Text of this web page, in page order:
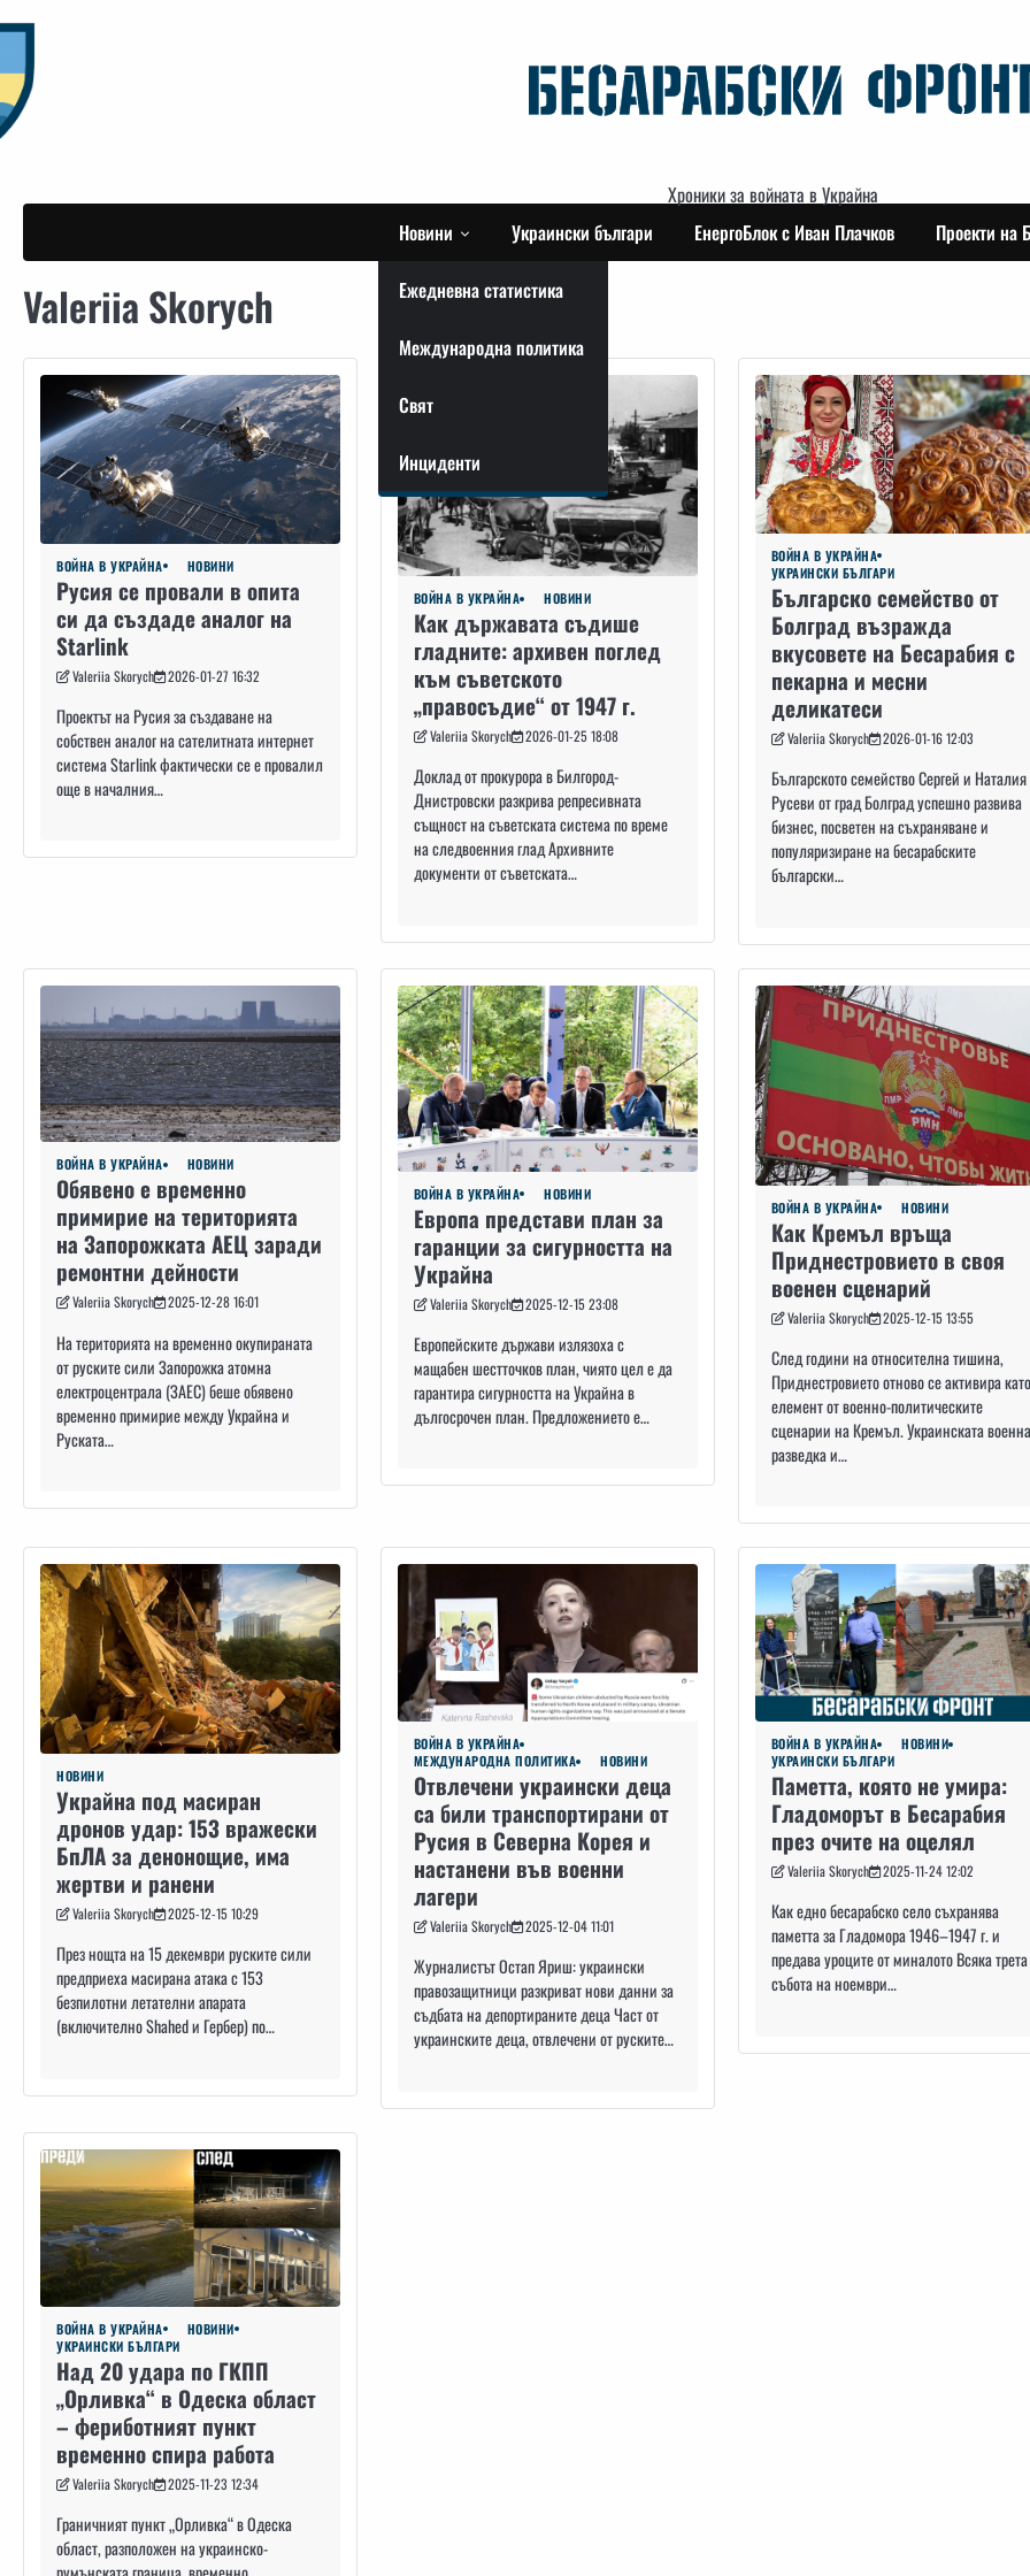
to
content
Хроники за войната в Украйна
Новини
Ежедневна статистика
Международна политика
Свят
Инциденти
Украински българи ЕнергоБлок с Иван Плачков Проекти на
Valeriia Skorych
ВОЙНА В УКРАЙНА НОВИНИ
Русия се провали в опита
си да създаде аналог на
Starlink
Valeriia Skorych 2026-01-27 16:32
Проектът на Русия за създаване на
собствен аналог на сателитната интернет
система Starlink фактически се е провалил
още в началния…
ВОЙНА В УКРАЙНА НОВИНИ
Как държавата съдише
гладните: архивен поглед
към съветското
„правосъдие“ от 1947 г.
Valeriia Skorych 2026-01-25 18:08
Доклад от прокурора в Билгород-
Днистровски разкрива репресивната
същност на съветската система по време
на следвоенния глад Архивните
документи от съветската…
ВОЙНА В УКРАЙНА
УКРАИНСКИ БЪЛГАРИ
Българско семейство от
Болград възражда
вкусовете на Бесарабия с
пекарна и месни
деликатеси
Valeriia Skorych 2026-01-16 12:03
Българското семейство Сергей и Наталия
Русеви от град Болград успешно развива
бизнес, посветен на съхраняване и
популяризиране на бесарабските
български…
ВОЙНА В УКРАЙНА НОВИНИ
Обявено е временно
примирие на територията
на Запорожката АЕЦ заради
ремонтни дейности
Valeriia Skorych 2025-12-28 16:01
На територията на временно окупираната
от руските сили Запорожка атомна
електроцентрала (ЗАЕС) беше обявено
временно примирие между Украйна и
Руската…
ВОЙНА В УКРАЙНА НОВИНИ
Европа представи план за
гаранции за сигурността на
Украйна
Valeriia Skorych 2025-12-15 23:08
Европейските държави излязоха с
мащабен шестточков план, чиято цел е да
гарантира сигурността на Украйна в
дългосрочен план. Предложението е…
ВОЙНА В УКРАЙНА НОВИНИ
Как Кремъл връща
Приднестровието в своя
военен сценарий
Valeriia Skorych 2025-12-15 13:55
След години на относителна тишина,
Приднестровието отново се активира като
елемент от военно-политическите
сценарии на Кремъл. Украинската военна
разведка и…
НОВИНИ
Украйна под масиран
дронов удар: 153 вражески
БпЛА за денонощие, има
жертви и ранени
Valeriia Skorych 2025-12-15 10:29
През нощта на 15 декември руските сили
предприеха масирана атака с 153
безпилотни летателни апарата
(включително Shahed и Гербер) по…
ВОЙНА В УКРАЙНА
МЕЖДУНАРОДНА ПОЛИТИКА
НОВИНИ
Отвлечени украински деца
са били транспортирани от
Русия в Северна Корея и
настанени във военни
лагери
Valeriia Skorych 2025-12-04 11:01
Журналистът Остап Яриш: украински
правозащитници разкриват нови данни за
съдбата на депортираните деца Част от
украинските деца, отвлечени от руските…
ВОЙНА В УКРАЙНА
НОВИНИ
УКРАИНСКИ БЪЛГАРИ
Паметта, която не умира:
Гладоморът в Бесарабия
през очите на оцелял
Valeriia Skorych 2025-11-24 12:02
Как едно бесарабско село съхранява
паметта за Гладомора 1946–1947 г. и
предава уроците от миналото Всяка трета
събота на ноември…
ВОЙНА В УКРАЙНА
НОВИНИ
УКРАИНСКИ БЪЛГАРИ
Над 20 удара по ГКПП
„Орливка“ в Одеска област
– фериботният пункт
временно спира работа
Valeriia Skorych 2025-11-23 12:34
Граничният пункт „Орливка“ в Одеска
област, разположен на украинско-